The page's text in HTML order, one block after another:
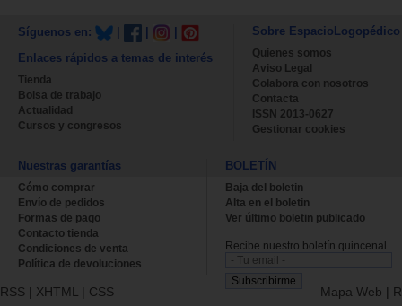
Síguenos en:
Enlaces rápidos a temas de interés
Tienda
Bolsa de trabajo
Actualidad
Cursos y congresos
Sobre EspacioLogopédico
Quienes somos
Aviso Legal
Colabora con nosotros
Contacta
ISSN 2013-0627
Gestionar cookies
Nuestras garantías
Cómo comprar
Envío de pedidos
Formas de pago
Contacto tienda
Condiciones de venta
Política de devoluciones
BOLETÍN
Baja del boletin
Alta en el boletin
Ver último boletin publicado
Recibe nuestro boletín quincenal.
RSS | XHTML | CSS Mapa Web |